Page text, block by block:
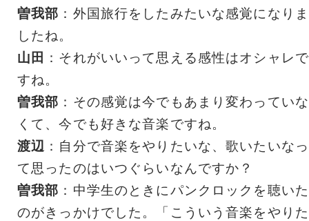
曽我部 ：外国旅行をしたみたいな感覚になりま
したね。
山田
：それがいいって思える感性はオシャレで
すね。
曽我部 ：その感覚は今でもあまり変わっていな
くて、今でも好きな音楽ですね。
渡辺 ：自分で音楽をやりたいな、歌いたいなっ
て思ったのはいつぐらいなんですか？
曽我部 ：中学生のときにパンクロックを聴いた
のがきっかけでした。「こういう音楽をやりた